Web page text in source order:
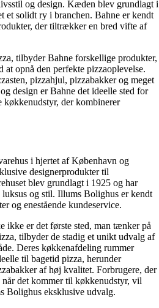
og design. Kæden blev grundlagt i
et solidt ry i branchen. Bahne er kendt
der tiltrækker en bred vifte af
tilbyder Bahne forskellige produkter,
opnå den perfekte pizzaoplevelse.
pizzahjul, pizzabakker og meget
design er Bahne det ideelle sted for
køkkenudstyr, der kombinerer
i hjertet af København og
designerprodukter til
blev grundlagt i 1925 og har
og stil. Illums Bolighus er kendt
og enestående kundeservice.
ikke er det første sted, man tænker på
tilbyder de stadig et unikt udvalg af
Deres køkkenafdeling rummer
til bagetid pizza, herunder
af høj kvalitet. Forbrugere, der
når det kommer til køkkenudstyr, vil
Bolighus eksklusive udvalg.